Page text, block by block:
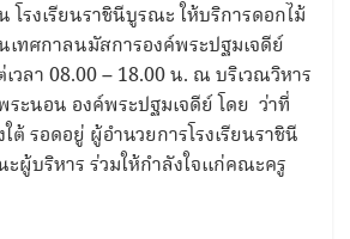
รงเรียนราชินีบูรณะ ให้บริการดอกไม้
เทศกาลนมัสการองค์พระปฐมเจดีย์
วลา 08.00 – 18.00 น. ณ บริเวณวิหาร
ระนอน องค์พระปฐมเจดีย์ โดย ว่าที่
ต้ รอดอยู่ ผู้อํานวยการโรงเรียนราชินี
ผู้บริหาร ร่วมให้กําลังใจแก่คณะครู